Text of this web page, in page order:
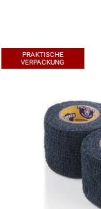
t
s
r
t
i
e
r
u
PRAKTISCHE
VERPACKUNG